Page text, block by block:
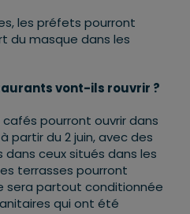
les préfets pourront
du masque dans les
vont-ils rouvrir ?
pourront ouvrir dans
partir du 2 juin, avec des
ceux situés dans les
terrasses pourront
sera partout conditionnée
qui ont été